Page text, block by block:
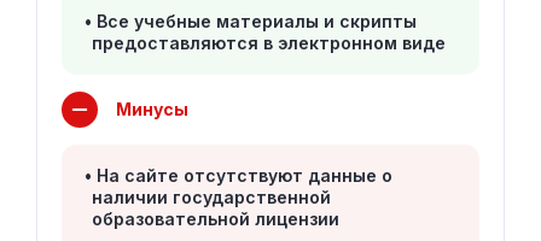
Все учебные материалы и скрипты
предоставляются в электронном виде
Минусы
На сайте отсутствуют данные о
наличии государственной
образовательной лицензии